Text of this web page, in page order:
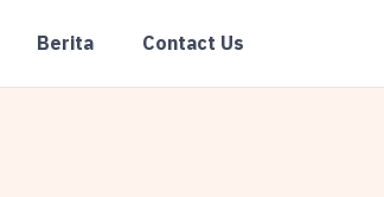
Berita Contact Us